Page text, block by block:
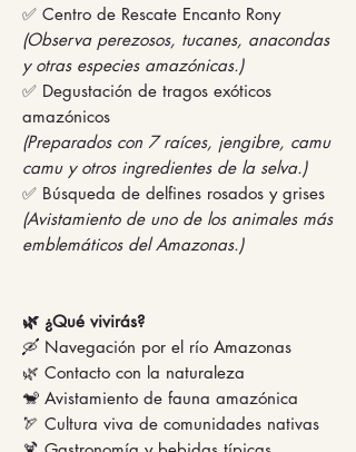
✅ Centro de Rescate Encanto Rony
(Observa perezosos, tucanes, anacondas
y otras especies amazónicas.)
✅ Degustación de tragos exóticos
amazónicos
(Preparados con 7 raíces, jengibre, camu
camu y otros ingredientes de la selva.)
✅ Búsqueda de delfines rosados y grises
(Avistamiento de uno de los animales más
emblemáticos del Amazonas.)
🌿 ¿Qué vivirás?
🛶 Navegación por el río Amazonas
🌿 Contacto con la naturaleza
🐒 Avistamiento de fauna amazónica
🏹 Cultura viva de comunidades nativas